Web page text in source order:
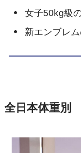
女子50kg級
新エンブレ
全日本体重別